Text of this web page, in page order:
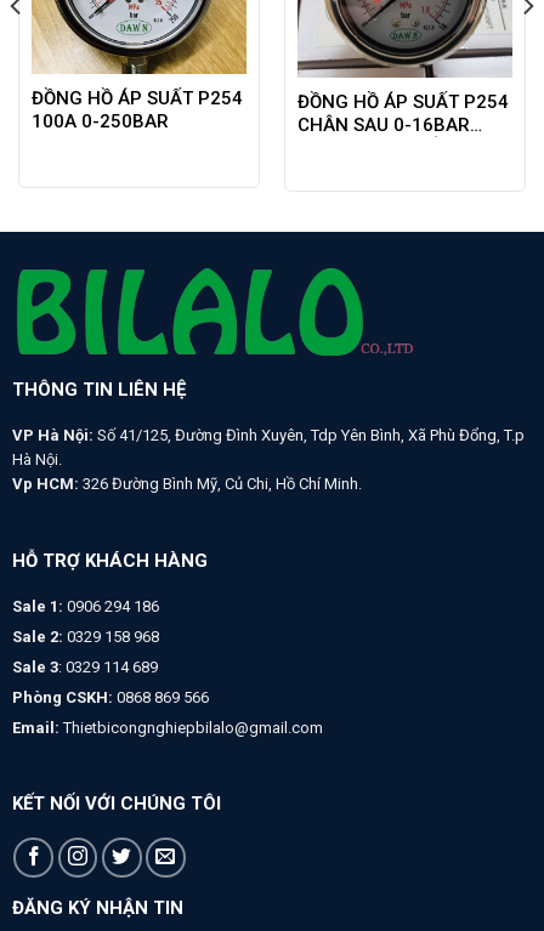
ĐỒNG HỒ ÁP SUẤT P254
100A 0-250BAR
ĐỒNG HỒ ÁP SUẤT P254
CHÂN SAU 0-16BAR
THÔNG TIN LIÊN HỆ
VP Hà Nội: Số 41/125, Đường Đình Xuyên, Tdp Yên Bình, Xã Phù Đổng, T.p
Hà Nội.
Vp HCM: 326 Đường Bình Mỹ, Củ Chi, Hồ Chí Minh.
HỖ TRỢ KHÁCH HÀNG
Sale 1: 0906 294 186
Sale 2: 0329 158 968
Sale 3: 0329 114 689
Phòng CSKH: 0868 869 566
Email: Thietbicongnghiepbilalo@gmail.com
KẾT NỐI VỚI CHÚNG TÔI
ĐĂNG KÝ NHẬN TIN